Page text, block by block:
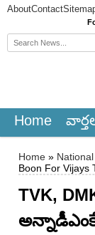
AboutContact
Home
Home » National
Boon For Vijays
TVK,